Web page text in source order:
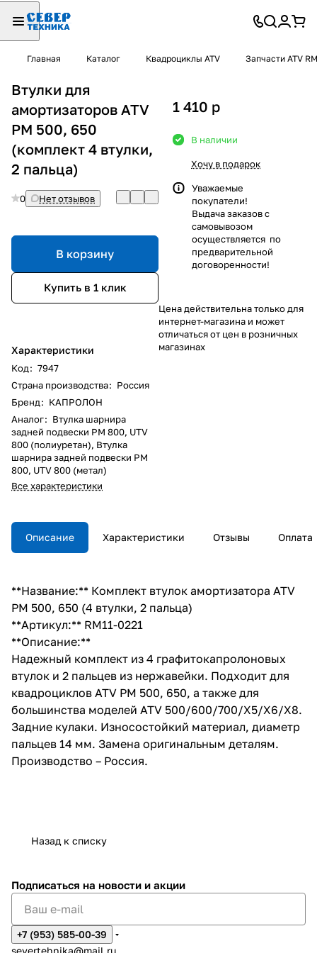
Главная Каталог Квадроциклы ATV Запчасти ATV
Втулки для
амортизаторов ATV
РМ 500, 650
(комплект 4 втулки,
2 пальца)
0 Нет отзывов
В корзину
Купить в 1 клик
Характеристики
Код: 7947
Страна производства: Россия
Бренд: КАПРОЛОН
Аналог: Втулка шарнира
задней подвески РМ 800, UTV
800 (полиуретан), Втулка
шарнира задней подвески РМ
800, UTV 800 (метал)
Все характеристики
1 410 p
В наличии
Хочу в подарок
Уважаемые
покупатели!
Выдача заказов с
самовывозом
осуществляется по
предварительной
договоренности!
Цена действительна только для
интернет-магазина и может
отличаться от цен в розничных
магазинах
Описание Характеристики Отзывы Оплата
**Название:** Комплект втулок амортизатора ATV
РМ 500, 650 (4 втулки, 2 пальца)
**Артикул:** RM11-0221
**Описание:**
Надежный комплект из 4 графитокапролоновых
втулок и 2 пальцев из нержавейки. Подходит для
квадроциклов ATV РМ 500, 650, а также для
большинства моделей ATV 500/600/700/X5/X6/X8.
Задние кулаки. Износостойкий материал, диаметр
пальцев 14 мм. Замена оригинальным деталям.
Производство – Россия.
Назад к списку
Подписаться на новости и акции
+7 (953) 585-00-39
severtehnika@mail.ru